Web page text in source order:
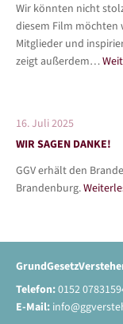
Wir könnten nicht
diesem Film möchten
Mitglieder und
zeigt außerdem…
16. Juli 2025
WIR SAGEN DANKE!
GGV erhält den
Brandenburg.
Telefon:0152
E-Mail: